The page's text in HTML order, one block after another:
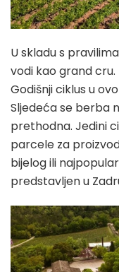
U skladu s
vodi kao grand cru.
Godišnji ciklus u
Sljedeća se berba
prethodna. Jedini
parcele za
bijelog ili
predstavljen u